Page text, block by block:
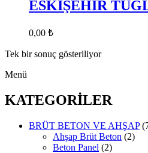
ESKİŞEHİR
0,00 ₺
Tek bir sonuç gösteriliyor
Menü
KATEGORİLER
BRÜT BETON VE AHŞAP
Ahşap Brüt Beton (2)
Beton Panel (2)